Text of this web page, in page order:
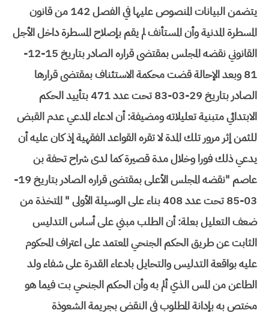
يتضمن البيانات المنصوص عليها في الفصل 142 من قانون
المسطرة المدنية وأن المستأنف لم يقم بإصلاح المسطرة داخل الأجل
القانوني نقضه المجلس بمقتضى قراره الصادر بتاريخ 15-12-
81 وبعد الإحالة قضت محكمة الاستئناف بمقتضى قرارها
الصادر بتاريخ 29-03-83 تحت عدد 471 بتأييد الحكم
الابتدائي متبنية تعليلاته ومضيفة: أن ادعاء المدعي عدم القبض
للثمن إثر مرور تلك المدة لا تقره القواعد الفقهية إذ كان عليه أن
يدعي ذلك فورا وخلال مدة قصيرة كما لدى شراح تحفة بن
عاصم "نقضه المجلس الأعلى بمقتضى قراره الصادر بتاريخ 19-
03-85 تحت عدد 408 بناء على الوسيلة الأولى " المتخذة من
ضعف التعليل بعلة: أن الطلب مبني على أساس التدليس
الثابت عن طريق الحكم الجنحي المعتمد على اعتراف المحكوم
عليه بواقعة التدليس والتحايل بادعاء القدرة على شفاء ولد
الطاعن من المس الذي ألم به وأن الحكم الجنحي بت فيما هو
مختص به بإدانة المطلوب في النقض بجريمة الشعوذة